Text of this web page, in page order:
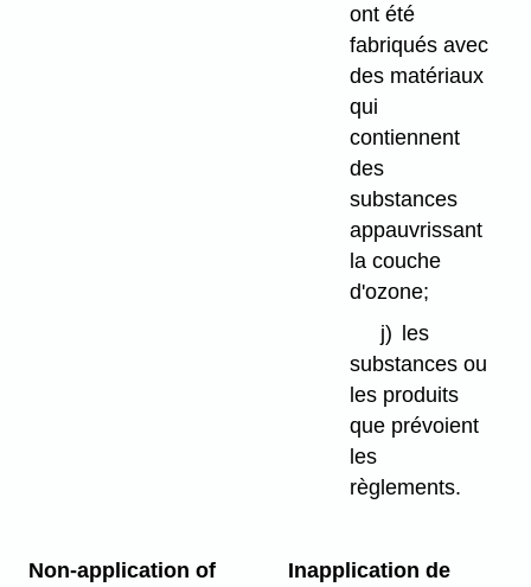
ont été
fabriqués avec
des matériaux
qui
contiennent
des
substances
appauvrissant
la couche
d'ozone;
j) les
substances ou
les produits
que prévoient
les
règlements.
Non-application of
Inapplication de